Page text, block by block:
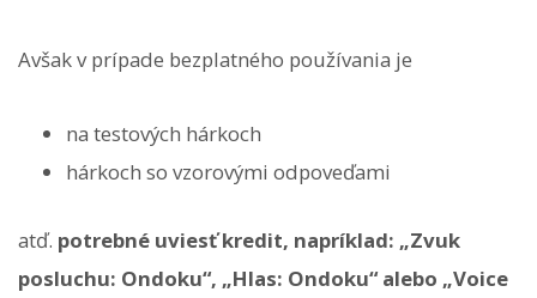
Avšak v prípade bezplatného používania je
na testových hárkoch
hárkoch so vzorovými odpoveďami
atď. potrebné uviesť kredit, napríklad: „Zvuk
posluchu: Ondoku“, „Hlas: Ondoku“ alebo „Voice